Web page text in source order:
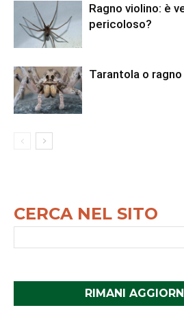
Ragno violino: è
pericoloso?
Tarantola o
CERCA NEL SITO
RIMANI